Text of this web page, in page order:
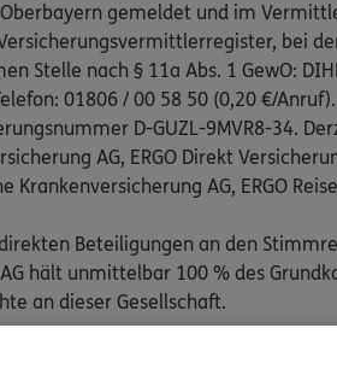
gemeldet und im
bei
Stelle nach § 11a Abs. 1 GewO:
01806 / 00 58 50 (0,20 €/
D-GUZL-9MVR8-34.
AG, ERGO Direkt
Krankenversicherung AG, ERGO
Beteiligungen an den
hält unmittelbar 100 % des
an dieser Gesellschaft.
außergerichtlichen